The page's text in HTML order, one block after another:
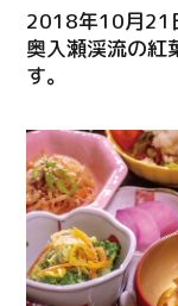
2018年10月21
奥入瀬渓流の紅
す。